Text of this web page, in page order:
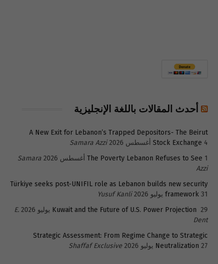
أحدث المقالات باللغة الإنجليزية
A New Exit for Lebanon’s Trapped Depositors- The Beirut
Stock Exchange 4 أغسطس 2026
Samara Azzi
The Poverty Lebanon Refuses to See 1 أغسطس 2026
Samara
Azzi
Türkiye seeks post-UNIFIL role as Lebanon builds new security
framework 31 يوليو 2026
Yusuf Kanli
Kuwait and the Future of U.S. Power Projection 29 يوليو 2026
E.
Dent
Strategic Assessment: From Regime Change to Strategic
Neutralization 27 يوليو 2026 Shaffaf Exclusive